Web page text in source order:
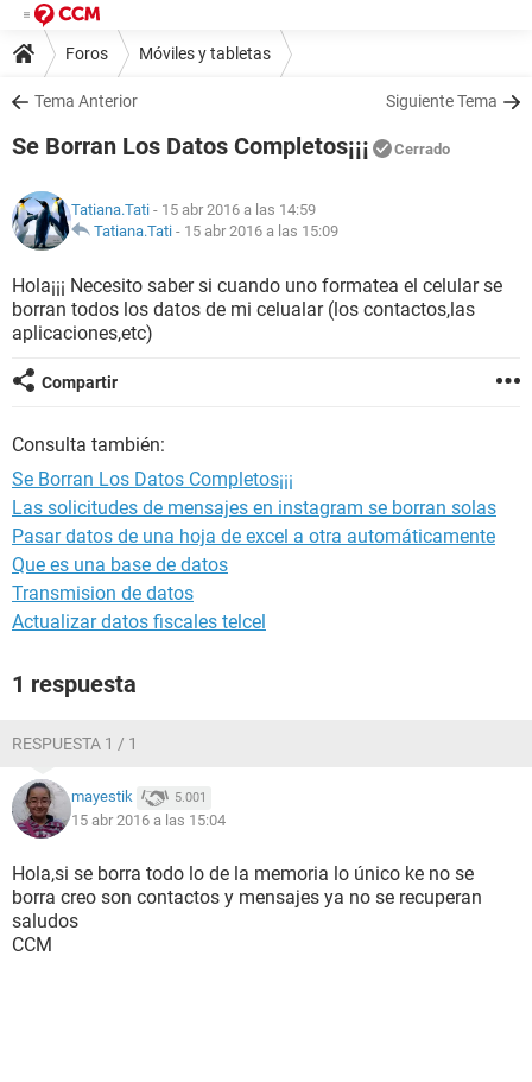
Foros Móviles y tabletas
Tema Anterior Siguiente Tema
Se Borran Los Datos Completos¡¡¡ Cerrado
Tatiana.Tati - 15 abr 2016 a las 14:59
Tatiana.Tati - 15 abr 2016 a las 15:09
Hola¡¡¡ Necesito saber si cuando uno formatea el celular se
borran todos los datos de mi celualar (los contactos,las
aplicaciones,etc)
Compartir
Consulta también:
Se Borran Los Datos Completos¡¡¡
Las solicitudes de mensajes en instagram se borran solas
Pasar datos de una hoja de excel a otra automáticamente
Que es una base de datos
Transmision de datos
Actualizar datos fiscales telcel
1 respuesta
RESPUESTA 1 / 1
mayestik 5.001
15 abr 2016 a las 15:04
Hola,si se borra todo lo de la memoria lo único ke no se
borra creo son contactos y mensajes ya no se recuperan
saludos
CCM